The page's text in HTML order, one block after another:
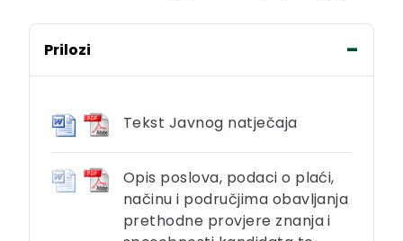
Prilozi
Tekst Javnog natječaja
Opis poslova, podaci o plaći,
načinu i područjima obavljanja
prethodne provjere znanja i